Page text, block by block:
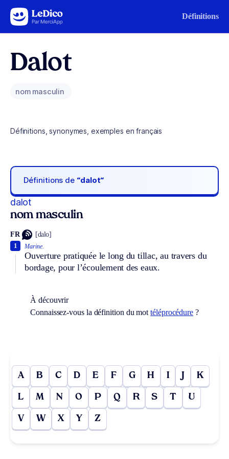
Aller au contenu Définitions
Dalot
nom masculin
Définitions, synonymes, exemples en français
Définitions de “dalot“
dalot
nom masculin
FR [dalo]
Marine.
Ouverture pratiquée le long du tillac, au travers du
bordage, pour l’écoulement des eaux.
1
À découvrir
Connaissez-vous la définition du mottéléprocédure ?
A B C D E F G H I J K
L M N O P Q R S T U
V W X Y Z